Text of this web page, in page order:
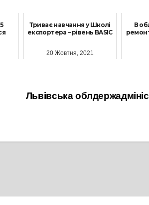
Триває навчання у Школі
експортера – рівень BASIC
20 Жовтня, 2021
В
Львівська